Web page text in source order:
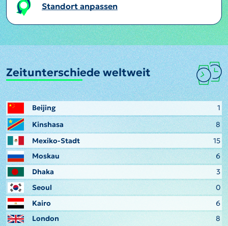
Standort anpassen
Zeitunterschiede weltweit
Beijing
1
Kinshasa
8
Mexiko-Stadt
15
Moskau
6
Dhaka
3
Seoul
0
Kairo
6
London
8